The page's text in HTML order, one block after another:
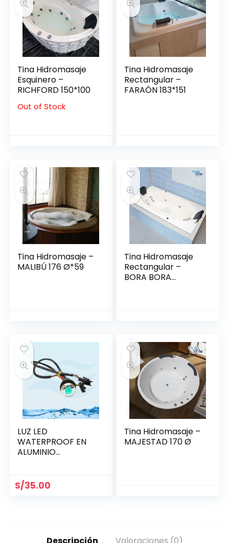
Tina Hidromasaje
Esquinero –
RICHFORD 150*100
Out of Stock
Tina Hidromasaje
Rectangular –
FARAÓN 183*151
Tina Hidromasaje –
MALIBÚ 176 Ø*59
Tina Hidromasaje
Rectangular –
BORA BORA
LUZ LED
WATERPROOF EN
ALUMINIO
S/35.00
Tina Hidromasaje –
MAJESTAD 170 Ø